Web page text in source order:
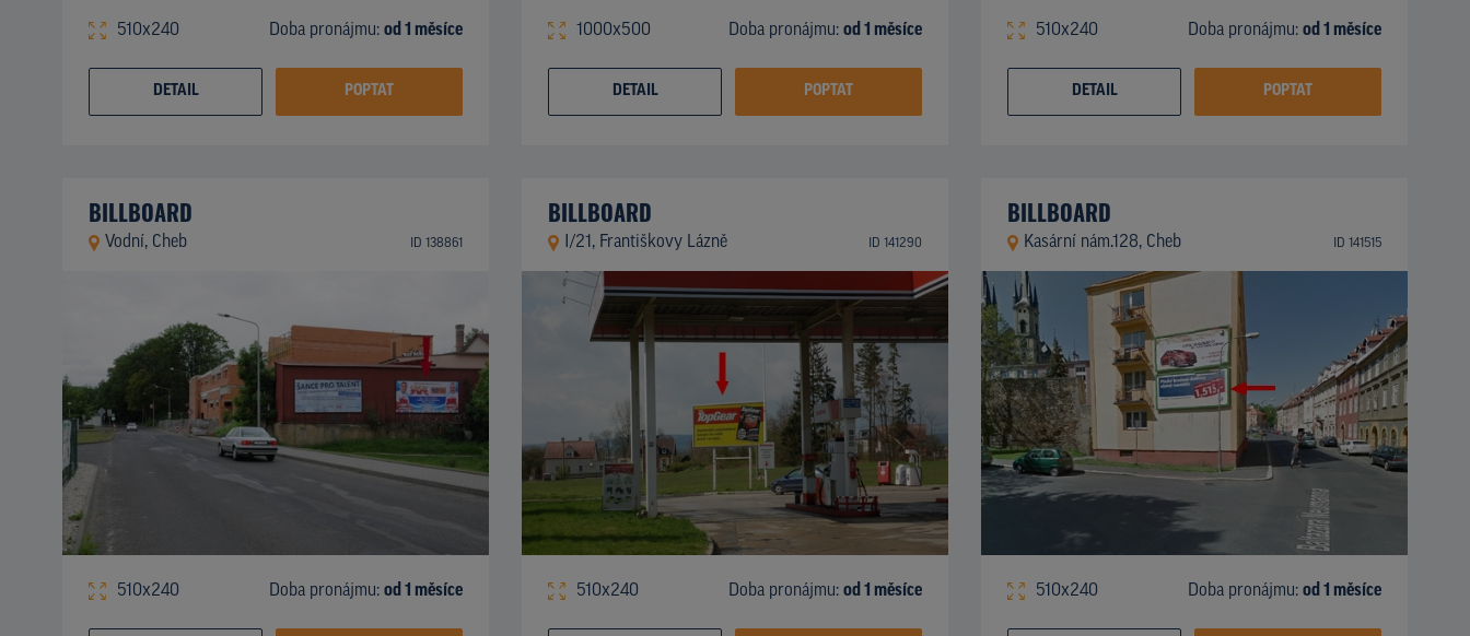
510x240 Doba pronájmu: od 1 měsíce
DETAIL POPTAT
1000x500 Doba pronájmu: od 1 měsíce
DETAIL POPTAT
510x240 Doba pronájmu: od 1 měsíce
DETAIL POPTAT
BILLBOARD
Vodní, Cheb ID 138861
510x240 Doba pronájmu: od 1 měsíce
BILLBOARD
I/21, Františkovy Lázně ID 141290
510x240 Doba pronájmu: od 1 měsíce
BILLBOARD
Kasární nám.128, Cheb ID 141515
510x240 Doba pronájmu: od 1 měsíce